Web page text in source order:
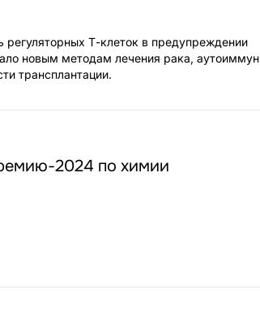
Т-клеток в предупреждении
новым методам лечения рака,
трансплантации.
2024 по химии